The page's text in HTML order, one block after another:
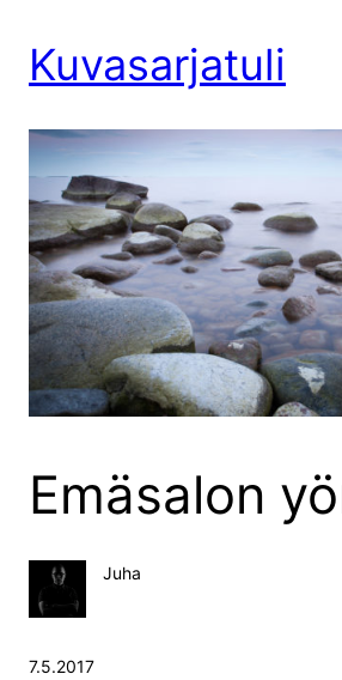
sisältöönKuvasarjatuli
Emäsalon
Juha
7.5.2017